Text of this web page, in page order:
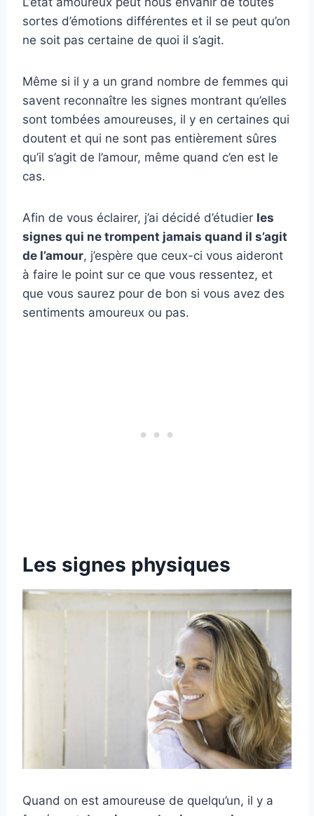
sortes d’émotions différentes et il se peut qu’on
ne soit pas certaine de quoi il s’agit.
Même si il y a un grand nombre de femmes qui
savent reconnaître les signes montrant qu’elles
sont tombées amoureuses, il y en certaines qui
doutent et qui ne sont pas entièrement sûres
qu’il s’agit de l’amour, même quand c’en est le
cas.
Afin de vous éclairer, j’ai décidé d’étudier les
signes qui ne trompent jamais quand il s’agit
de l’amour, j’espère que ceux-ci vous aideront
à faire le point sur ce que vous ressentez, et
que vous saurez pour de bon si vous avez des
sentiments amoureux ou pas.
Les signes physiques
Quand on est amoureuse de quelqu’un, il y a